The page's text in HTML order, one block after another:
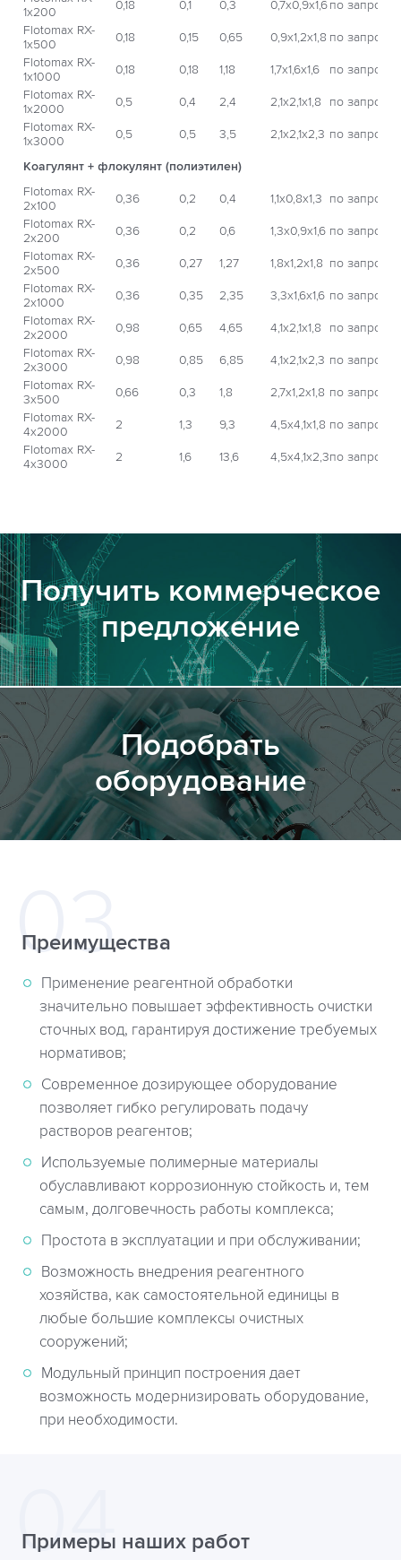
1x200
0,18 0,1 0,3 0,7х0,9х1,6по запросу
Flotomax RX-
1x500
0,18 0,15 0,65 0,9х1,2х1,8 по запросу
Flotomax RX-
1x1000
0,18 0,18 1,18 1,7х1,6х1,6
по запросу
Flotomax RX-
1x2000
0,5 0,4 2,4 2,1х2,1х1,8
по запросу
Flotomax RX-
1x3000
0,5 0,5 3,5 2,1х2,1х2,3 по запросу
Коагулянт + флокулянт (полиэтилен)
Flotomax RX-
2x100
0,36 0,2 0,4 1,1х0,8х1,3 по запросу
Flotomax RX-
2x200
0,36 0,2 0,6 1,3х0,9х1,6 по запросу
Flotomax RX-
2x500
0,36 0,27 1,27 1,8х1,2х1,8 по запросу
Flotomax RX-
2x1000
0,36 0,35 2,35 3,3х1,6х1,6 по запросу
Flotomax RX-
2x2000
0,98 0,65 4,65 4,1х2,1х1,8
по запросу
Flotomax RX-
2x3000
0,98 0,85 6,85 4,1х2,1х2,3 по запросу
Flotomax RX-
3x500
0,66 0,3 1,8 2,7х1,2х1,8 по запросу
Flotomax RX-
4x2000
2 1,3 9,3 4,5х4,1х1,8 по запросу
Flotomax RX-
4x3000
2 1,6 13,6 4,5х4,1х2,3по запросу
Получить коммерческое
предложение
Подобрать
оборудование
Преимущества
Применение реагентной обработки
значительно повышает эффективность очистки
сточных вод, гарантируя достижение требуемых
нормативов;
Современное дозирующее оборудование
позволяет гибко регулировать подачу
растворов реагентов;
Используемые полимерные материалы
обуславливают коррозионную стойкость и, тем
самым, долговечность работы комплекса;
Простота в эксплуатации и при обслуживании;
Возможность внедрения реагентного
хозяйства, как самостоятельной единицы в
любые большие комплексы очистных
сооружений;
Модульный принцип построения дает
возможность модернизировать оборудование,
при необходимости.
Примеры наших работ